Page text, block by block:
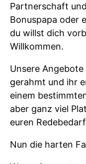
Partnerschaft
Bonuspapa oder
du willst dich
Willkommen.
Unsere
gerahmt und ihr
einem
aber ganz viel
euren
Nun die harten